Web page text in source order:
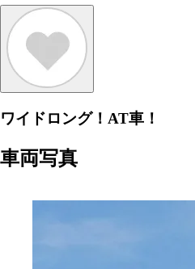
ワイドロング！AT車！
車両写真